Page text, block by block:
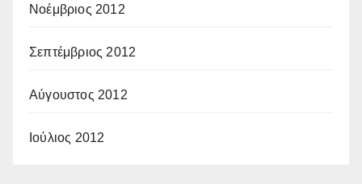
Νοέμβριος 2012
Σεπτέμβριος 2012
Αύγουστος 2012
Ιούλιος 2012